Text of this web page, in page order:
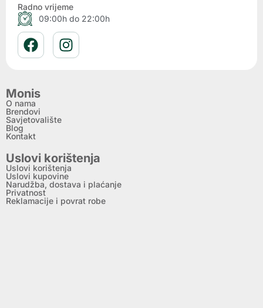
Radno vrijeme
09:00h do 22:00h
Monis
O nama
Brendovi
Savjetovalište
Blog
Kontakt
Uslovi korištenja
Uslovi korištenja
Uslovi kupovine
Narudžba, dostava i plaćanje
Privatnost
Reklamacije i povrat robe